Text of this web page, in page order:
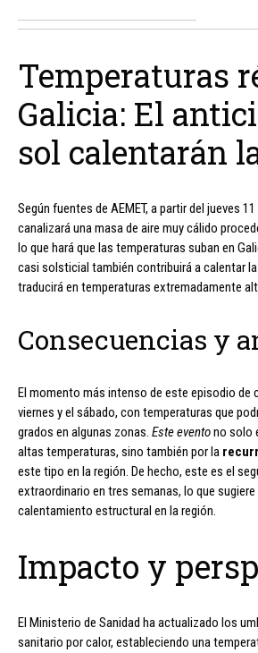
Temperaturas
Galicia: El
sol calentarán
Según fuentes de AEMET, a partir del jueves
canalizará una masa de aire muy cálido
lo que hará que las temperaturas suban en
casi solsticial también contribuirá a calentar
traducirá en temperaturas extremadamente
Consecuencias y
El momento más intenso de este episodio de
viernes y el sábado, con temperaturas que
grados en algunas zonas. Este eventono solo
altas temperaturas, sino también por la
este tipo en la región. De hecho, este es el
extraordinario en tres semanas, lo que sugiere
calentamiento estructural en la región.
Impacto y
El Ministerio de Sanidad ha actualizado los
sanitario por calor, estableciendo una